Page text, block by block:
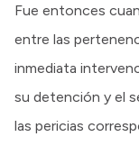
Fue entonces
entre las
inmediata
su detención y el
las pericias